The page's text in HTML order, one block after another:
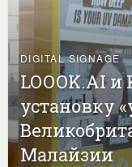
DIGITAL SIGNAGE
LOOOK.AI
установку
Малайзии